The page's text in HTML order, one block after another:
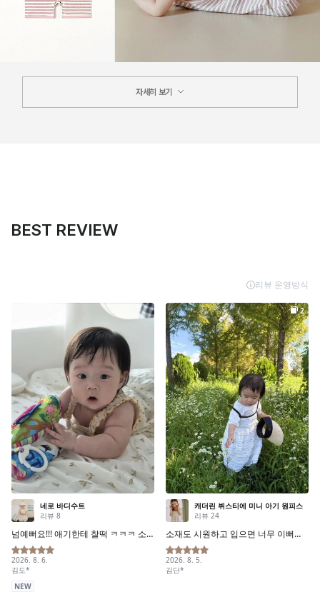
자세히 보기
BEST REVIEW